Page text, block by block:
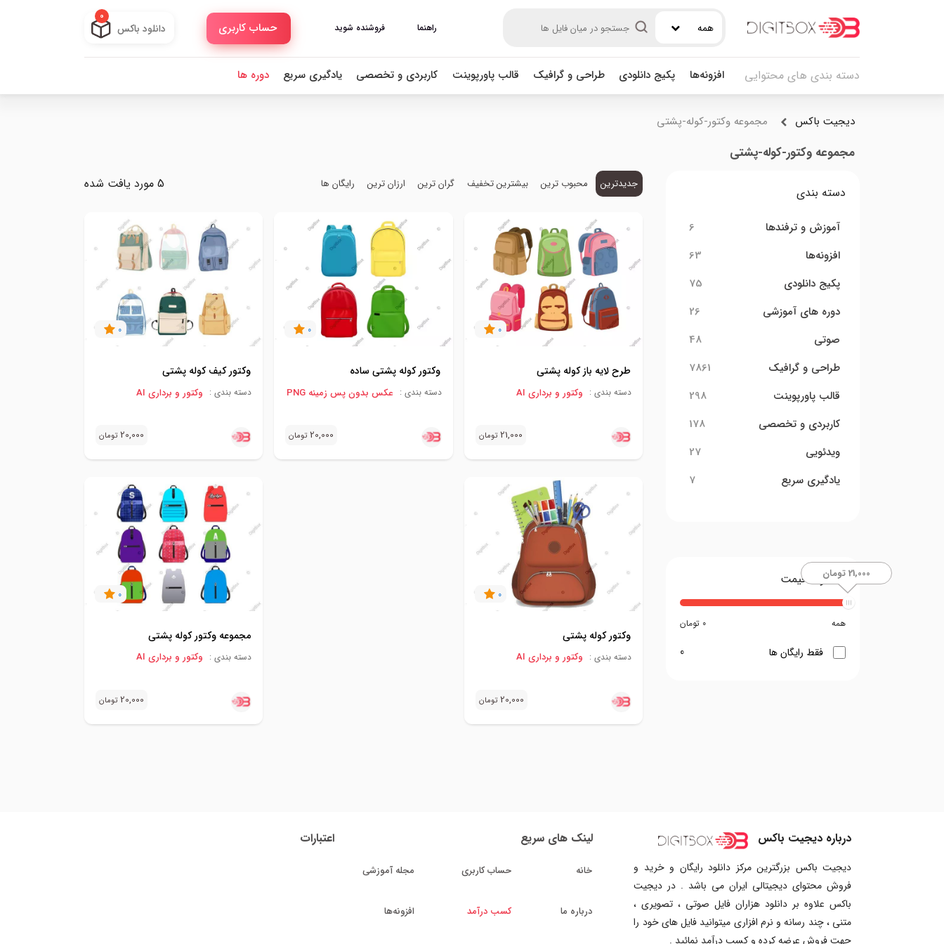
همه راهنما فروشنده شوید حساب کاربری دانلود باکس
0
دسته بندی های محتوایی افزونه‌ها پکیج دانلودی طراحی و گرافیک قالب پاورپوینت کاربردی و تخصصی یادگیری سریع دوره ها
دیجیت باکس مجموعه وکتور-کوله-پشتی
مجموعه وکتور-کوله-پشتی
دسته بندی
آموزش و ترفندها
6
افزونه‌ها
63
پکیج دانلودی
75
دوره های آموزشی
26
صوتی
48
طراحی و گرافیک
7861
قالب پاورپوینت
298
کاربردی و تخصصی
178
ویدئویی
27
یادگیری سریع
7
محدوده قیمت21,000 تومان
همه 0 تومان
فقط رایگان ها 0
جدیدترین محبوب ترین بیشترین تخفیف گران ترین ارزان ترین رایگان ها 5 مورد یافت شده
0
طرح لایه باز کوله پشتی
دسته بندی : وکتور و برداری AI
21,000 تومان
0
وکتور کوله پشتی ساده
دسته بندی : عکس بدون پس زمینه PNG
20,000 تومان
0
وکتور کیف کوله پشتی
دسته بندی : وکتور و برداری AI
20,000 تومان
0
وکتور کوله پشتی
دسته بندی : وکتور و برداری AI
20,000 تومان
0
مجموعه وکتور کوله پشتی
دسته بندی : وکتور و برداری AI
20,000 تومان
درباره دیجیت باکس
دیجیت باکس بزرگترین مرکز دانلود رایگان و خرید و
فروش محتوای دیجیتالی ایران می باشد . در دیجیت
باکس علاوه بر دانلود هزاران فایل صوتی ، تصویری ،
متنی ، چند رسانه و نرم افزاری میتوانید فایل های خود را
جهت فروش عرضه کرده و کسب درآمد نمائید .
لینک های سریع
خانه
درباره ما
حساب کاربری
کسب درآمد
مجله آموزشی
افزونه‌ها
اعتبارات